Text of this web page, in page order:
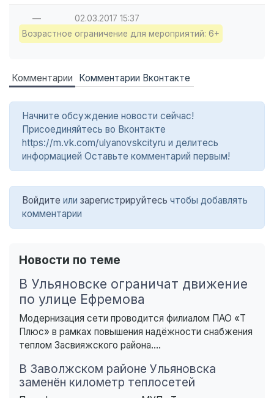
— 02.03.2017 15:37
Возрастное ограничение для мероприятий: 6+
Комментарии Комментарии Вконтакте
Начните обсуждение новости сейчас!
Присоединяйтесь во Вконтакте
https://m.vk.com/ulyanovskcityru и делитесь
информацией Оставьте комментарий первым!
Войдите или зарегистрируйтесь чтобы добавлять
комментарии
Новости по теме
В Ульяновске ограничат движение
по улице Ефремова
Модернизация сети проводится филиалом ПАО «Т
Плюс» в рамках повышения надёжности снабжения
теплом Засвияжского района....
В Заволжском районе Ульяновска
заменён километр теплосетей